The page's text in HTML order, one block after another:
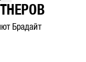
Брадайт